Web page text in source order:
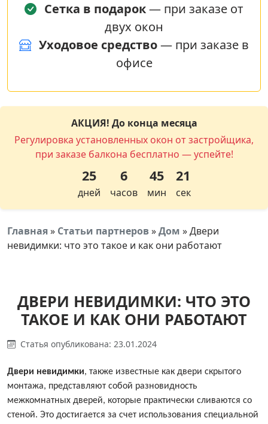
Сетка в подарок— при заказе от
двух окон
Уходовое средство— при заказе в
офисе
АКЦИЯ! До конца месяца
Регулировка установленных окон от застройщика,
при заказе балкона бесплатно — успейте!
25
дней
6
часов
45
мин
21
сек
Главная» Статьи партнеров»Дом »Двери
невидимки: что это такое и как они работают
ДВЕРИ НЕВИДИМКИ: ЧТО ЭТО
ТАКОЕ И КАК ОНИ РАБОТАЮТ
Статья опубликована: 23.01.2024
Двери невидимки, также известные как двери скрытого
монтажа, представляют собой разновидность
межкомнатных дверей, которые практически сливаются со
стеной. Это достигается за счет использования специальной